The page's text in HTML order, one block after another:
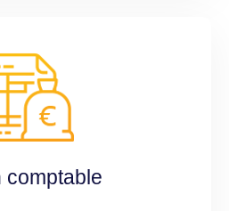
comptable